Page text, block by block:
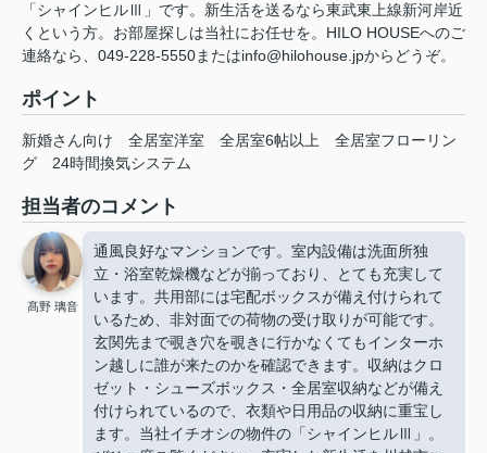
「シャインヒルⅢ」です。新生活を送るなら東武東上線新河岸近
くという方。お部屋探しは当社にお任せを。HILO HOUSEへのご
連絡なら、049-228-5550またはinfo@hilohouse.jpからどうぞ。
ポイント
新婚さん向け 全居室洋室 全居室6帖以上
全居室フローリン
グ
24時間換気システム
担当者のコメント
髙野 璃音
通風良好なマンションです。室内設備は洗面所独
立・浴室乾燥機などが揃っており、とても充実して
います。共用部には宅配ボックスが備え付けられて
いるため、非対面での荷物の受け取りが可能です。
玄関先まで覗き穴を覗きに行かなくてもインターホ
ン越しに誰が来たのかを確認できます。収納はクロ
ゼット・シューズボックス・全居室収納などが備え
付けられているので、衣類や日用品の収納に重宝し
ます。当社イチオシの物件の「シャインヒルⅢ」。